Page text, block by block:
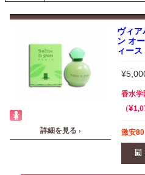
詳細を見る ›
ヴィア
ン オ
ィー
¥
香水学
¥
激安80